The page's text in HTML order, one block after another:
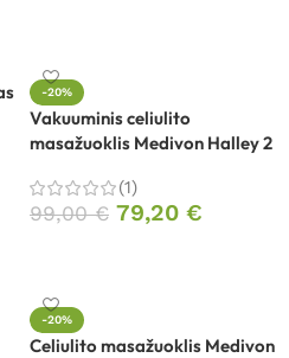
-20%
Vakuuminis celiulito
masažuoklis Medivon Halley 2
(1)
99,00€ 79,20 €
-20%
Celiulito masažuoklis Medivon